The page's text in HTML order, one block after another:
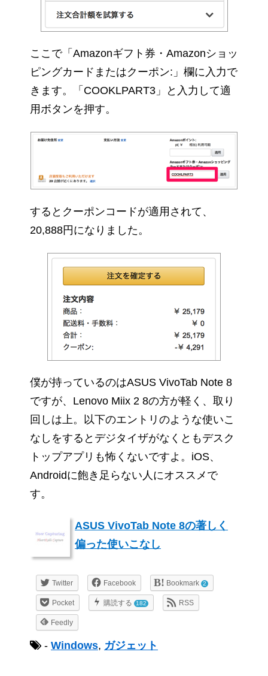
ここで「Amazonギフト券・Amazonショッ
ピングカードまたはクーポン:」欄に入力で
きます。「COOKLPART3」と入力して適
用ボタンを押す。
するとクーポンコードが適用されて、
20,888円になりました。
僕が持っているのはASUS VivoTab Note 8
ですが、Lenovo Miix 2 8の方が軽く、取り
回しは上。以下のエントリのような使いこ
なしをするとデジタイザがなくともデスク
トップアプリも怖くないですよ。iOS、
Androidに飽き足らない人にオススメで
す。
ASUS VivoTab Note 8の著しく
偏った使いこなし
Twitter Facebook Bookmark 2
Pocket 購読する 182 RSS
Feedly
- Windows, ガジェット